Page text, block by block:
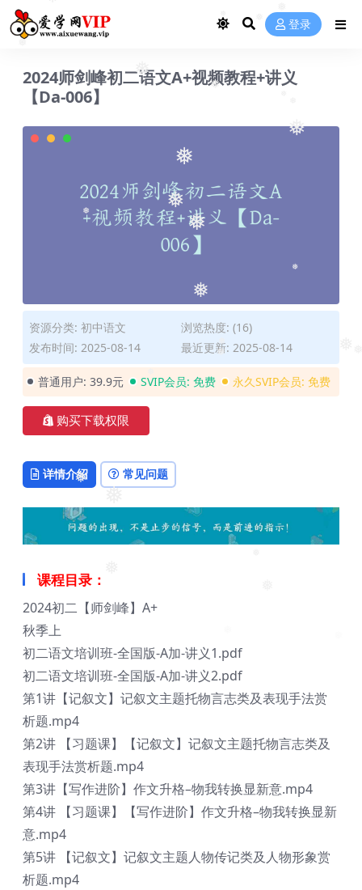
❅
❅
❅
❅
❅
❅
❅
❅
❅
❅
❅
❅
❅
❅ ❅ 登录
2024师剑峰初二语文A+视频教程+讲义
【Da-006】
资源分类: 初中语文
浏览热度: (16)
发布时间: 2025-08-14
最近更新: 2025-08-14
普通用户: 39.9元 SVIP会员: 免费 永久SVIP会员: 免费
购买下载权限
详情介绍 常见问题
课程目录：
2024初二【师剑峰】A+
秋季上
初二语文培训班-全国版-A加-讲义1.pdf
初二语文培训班-全国版-A加-讲义2.pdf
第1讲【记叙文】记叙文主题托物言志类及表现手法赏
析题.mp4
第2讲 【习题课】【记叙文】记叙文主题托物言志类及
表现手法赏析题.mp4
第3讲【写作进阶】作文升格–物我转换显新意.mp4
第4讲 【习题课】【写作进阶】作文升格–物我转换显新
意.mp4
第5讲 【记叙文】记叙文主题人物传记类及人物形象赏
析题.mp4